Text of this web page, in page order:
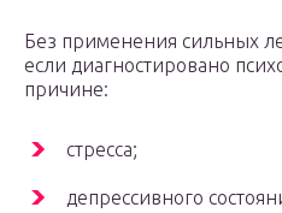
Без применения сильных
если диагностировано
причине:
стресса;
депрессивного